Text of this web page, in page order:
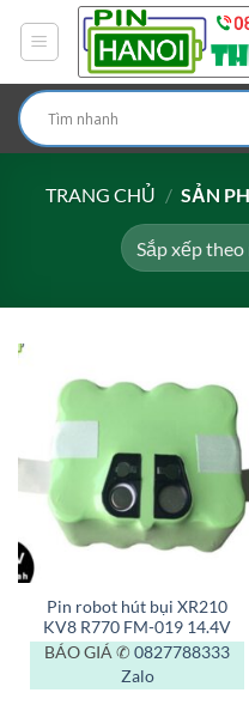
dung
TRANG CHỦ / SẢN
Pin robot hút bụi XR210
KV8 R770 FM-019 14.4V
BÁO GIÁ ✆ 0827788333
Zalo